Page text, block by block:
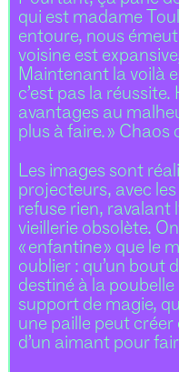
qui est madame
entoure, nous
voisine est
Maintenant la voilà
c’est pas la
avantages au
plus à faire. » Chaos
Les images sont
projecteurs, avec
refuse rien, ravalant
vieillerie obsolète.
« enfantine » que le
oublier : qu’un bout
destiné à la
support de magie,
une paille peut créer
d’un aimant pour